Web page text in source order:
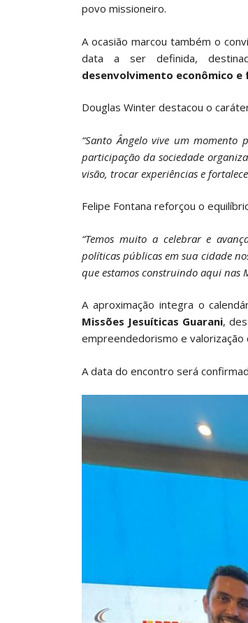
povo missioneiro.
A ocasião marcou também o
data a ser definida,
desenvolvimento econômico
Douglas Winter destacou o
“Santo Ângelo vive um momento
participação da sociedade
visão, trocar experiências e
Felipe Fontana reforçou o
“Temos muito a celebrar e
políticas públicas em sua cidade
que estamos construindo aqui nas
A aproximação integra o
Missões Jesuíticas Guarani,
empreendedorismo e valorização
A data do encontro será